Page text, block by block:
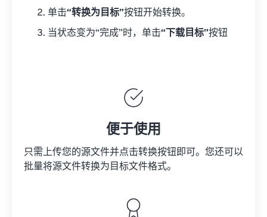
单击“转换为目标”按钮开始转换。
当状态变为“完成”时，单击“下载目标”按钮
便于使用
只需上传您的源文件并点击转换按钮即可。您还可以
批量将源文件转换为目标文件格式。